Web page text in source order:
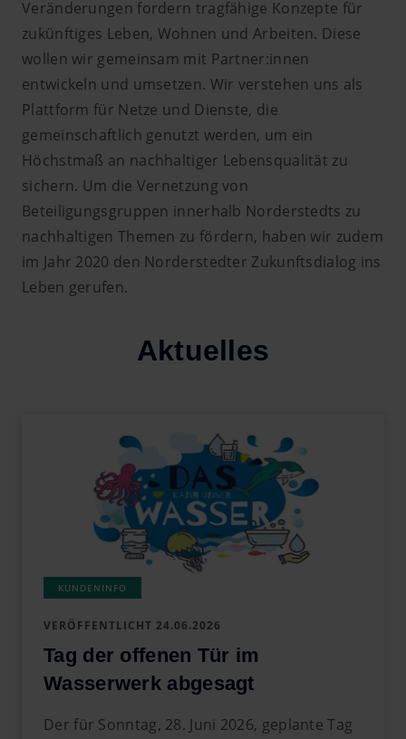
Veränderungen fordern tragfähige Konzepte für
zukünftiges Leben, Wohnen und Arbeiten. Diese
wollen wir gemeinsam mit Partner:innen
entwickeln und umsetzen. Wir verstehen uns als
Plattform für Netze und Dienste, die
gemeinschaftlich genutzt werden, um ein
Höchstmaß an nachhaltiger Lebensqualität zu
sichern. Um die Vernetzung von
Beteiligungsgruppen innerhalb Norderstedts zu
nachhaltigen Themen zu fördern, haben wir zudem
im Jahr 2020 den Norderstedter Zukunftsdialog ins
Leben gerufen.
Aktuelles
VERÖFFENTLICHT 24.06.2026
Tag der offenen Tür im
Wasserwerk abgesagt
Der für Sonntag, 28. Juni 2026, geplante Tag